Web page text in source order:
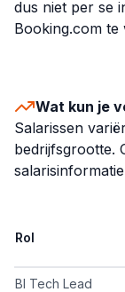
dus niet per se
Booking.com te
Wat kun je
Salarissen
bedrijfsgrootte.
Rol
BI Tech Lead